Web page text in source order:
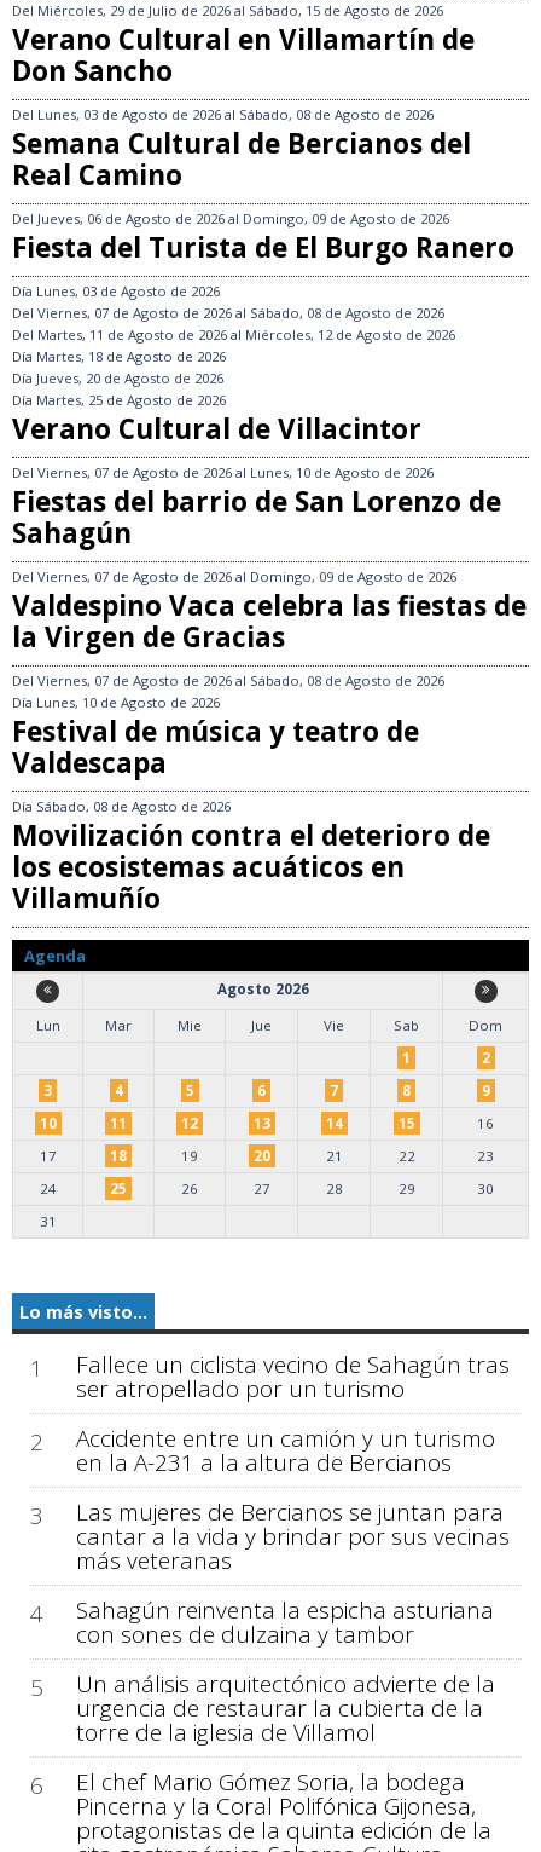
Del Miércoles, 29 de Julio de 2026 al Sábado, 15 de Agosto de 2026
Verano Cultural en Villamartín de
Don Sancho
Del Lunes, 03 de Agosto de 2026 al Sábado, 08 de Agosto de 2026
Semana Cultural de Bercianos del
Real Camino
Del Jueves, 06 de Agosto de 2026 al Domingo, 09 de Agosto de 2026
Fiesta del Turista de El Burgo Ranero
Día Lunes, 03 de Agosto de 2026
Del Viernes, 07 de Agosto de 2026 al Sábado, 08 de Agosto de 2026
Del Martes, 11 de Agosto de 2026 al Miércoles, 12 de Agosto de 2026
Día Martes, 18 de Agosto de 2026
Día Jueves, 20 de Agosto de 2026
Día Martes, 25 de Agosto de 2026
Verano Cultural de Villacintor
Del Viernes, 07 de Agosto de 2026 al Lunes, 10 de Agosto de 2026
Fiestas del barrio de San Lorenzo de
Sahagún
Del Viernes, 07 de Agosto de 2026 al Domingo, 09 de Agosto de 2026
Valdespino Vaca celebra las fiestas de
la Virgen de Gracias
Del Viernes, 07 de Agosto de 2026 al Sábado, 08 de Agosto de 2026
Día Lunes, 10 de Agosto de 2026
Festival de música y teatro de
Valdescapa
Día Sábado, 08 de Agosto de 2026
Movilización contra el deterioro de
los ecosistemas acuáticos en
Villamuñío
Agenda
Agosto 2026
Lun
Mar Mie Jue Vie Sab
Dom
1
2
3
4 5 6 7 8
9
10
11 12 13 14 15
16
17
18 19 20 21 22
23
24
25 26 27 28 29
30
31
Lo más visto...
1 Fallece un ciclista vecino de Sahagún tras
ser atropellado por un turismo
2
Accidente entre un camión y un turismo
en la A-231 a la altura de Bercianos
3
Las mujeres de Bercianos se juntan para
cantar a la vida y brindar por sus vecinas
más veteranas
4
Sahagún reinventa la espicha asturiana
con sones de dulzaina y tambor
5
Un análisis arquitectónico advierte de la
urgencia de restaurar la cubierta de la
torre de la iglesia de Villamol
6
El chef Mario Gómez Soria, la bodega
Pincerna y la Coral Polifónica Gijonesa,
protagonistas de la quinta edición de la